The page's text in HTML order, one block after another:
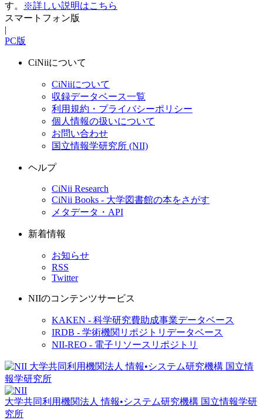
す。
※詳しい説明はこちら
スマートフォン版
|
PC版
CiNiiについて
CiNiiについて
収録データベース一覧
利用規約・プライバシーポリシー
個人情報の扱いについて
お問い合わせ
国立情報学研究所 (NII)
ヘルプ
CiNii Research
CiNii Books - 大学図書館の本をさがす
メタデータ・API
新着情報
お知らせ
RSS
Twitter
NIIのコンテンツサービス
KAKEN - 科学研究費助成事業データベース
IRDB - 学術機関リポジトリデータベース
NII-REO - 電子リソースリポジトリ
大学共同利用機関法人 情報•システム研究機構 国立情報学研
究所